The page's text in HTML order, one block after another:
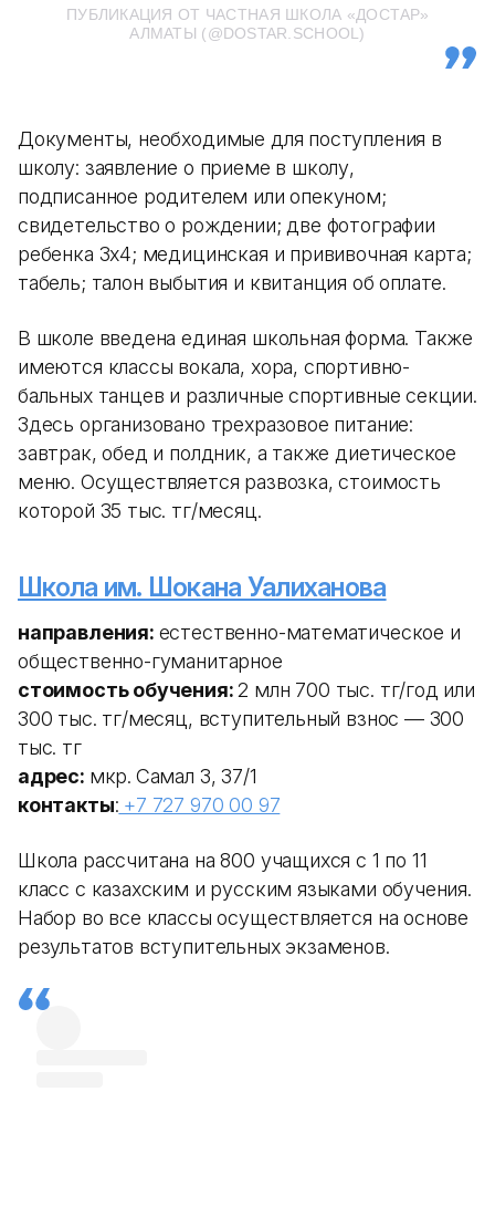
ПУБЛИКАЦИЯ ОТ ЧАСТНАЯ ШКОЛА «ДОСТАР»
АЛМАТЫ (@DOSTAR.SCHOOL)
Документы, необходимые для поступления в
школу: заявление о приеме в школу,
подписанное родителем или опекуном;
свидетельство о рождении; две фотографии
ребенка 3х4; медицинская и прививочная карта;
табель; талон выбытия и квитанция об оплате.
В школе введена единая школьная форма. Также
имеются классы вокала, хора, спортивно-
бальных танцев и различные спортивные секции.
Здесь организовано трехразовое питание:
завтрак, обед и полдник, а также диетическое
меню. Осуществляется развозка, стоимость
которой 35 тыс. тг/месяц.
Школа им. Шокана Уалиханова
направления: естественно-математическое и
общественно-гуманитарное
стоимость обучения:2 млн 700 тыс. тг/год или
300 тыс. тг/месяц, вступительный взнос — 300
тыс. тг
адрес: мкр. Самал 3, 37/1
контакты: +7 727 970 00 97
Школа рассчитана на 800 учащихся с 1 по 11
класс с казахским и русским языками обучения.
Набор во все классы осуществляется на основе
результатов вступительных экзаменов.